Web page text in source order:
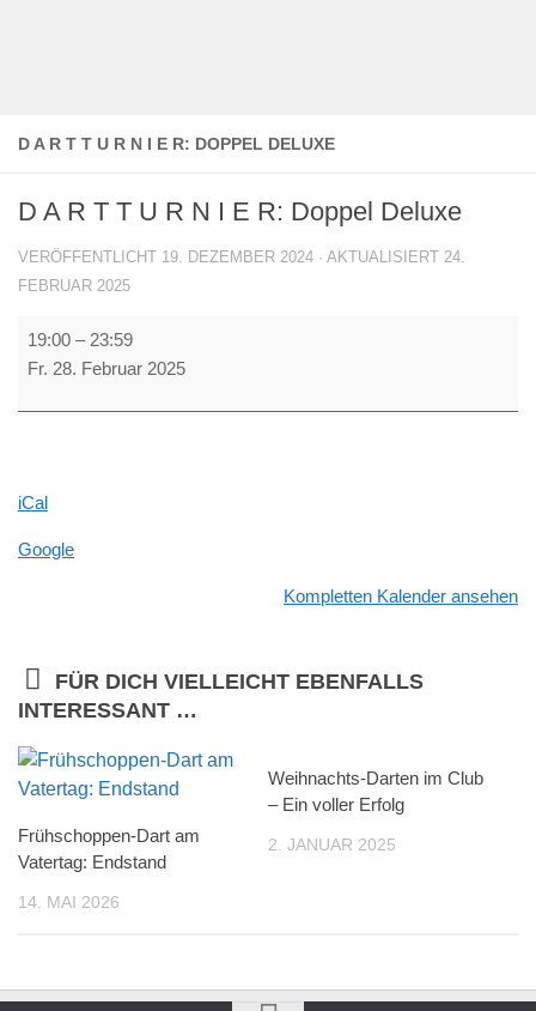
D A R T T U R N I E R: DOPPEL DELUXE
D A R T T U R N I E R: Doppel Deluxe
VERÖFFENTLICHT 19. DEZEMBER 2024 · AKTUALISIERT 24.
FEBRUAR 2025
T
R
I
Deluxe
19:00 – 23:59
Fr. 28. Februar 2025
iCal
Google
Kompletten Kalender ansehen
FÜR DICH VIELLEICHT EBENFALLS
INTERESSANT …
Frühschoppen-Dart am
Vatertag: Endstand
14. MAI 2026
Weihnachts-Darten im Club
– Ein voller Erfolg
2. JANUAR 2025